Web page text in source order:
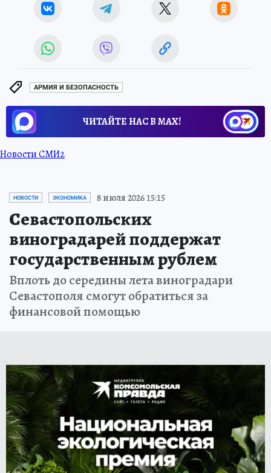
АРМИЯ И БЕЗОПАСНОСТЬ
ЧИТАЙТЕ НАС В МАХ!
Новости СМИ2
НОВОСТИ ЭКОНОМИКА 8 июля 2026 15:15
Севастопольских
виноградарей поддержат
государственным рублем
Вплоть до середины лета виноградари
Севастополя смогут обратиться за
финансовой помощью